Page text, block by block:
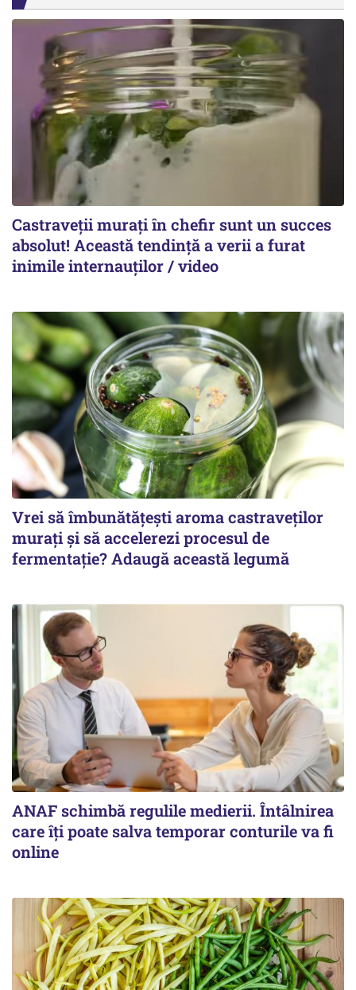
Castraveții murați în chefir sunt un succes
absolut! Această tendință a verii a furat
inimile internauților / video
Vrei să îmbunătățești aroma castraveților
murați și să accelerezi procesul de
fermentație? Adaugă această legumă
ANAF schimbă regulile medierii. Întâlnirea
care îți poate salva temporar conturile va fi
online